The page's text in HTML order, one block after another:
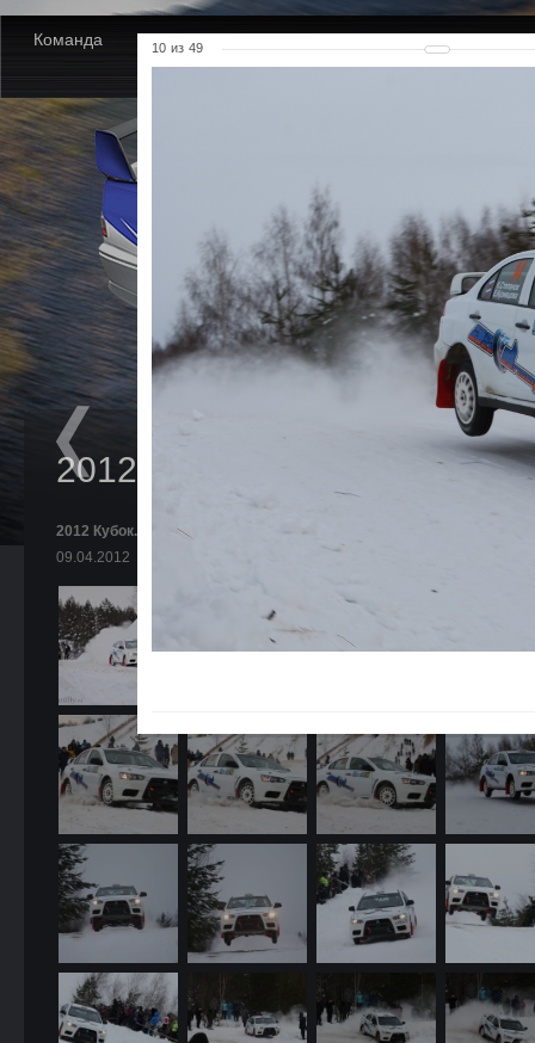
Команда Новости Партнеры Фото Видео
2012 Кубок. Золотые Купола
2012 Кубок. Золотые Купола
09.04.2012
10 из 49